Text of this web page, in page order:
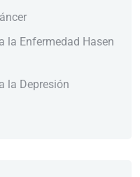
la Enfermedad Hasen
la Depresión